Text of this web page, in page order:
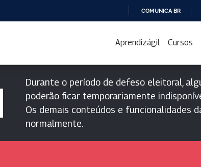
PARA
CONTEÚDO
COMUNICA BR
Aprendizágil Cursos
Durante o período de defeso eleitoral,
poderão ficar temporariamente
Os demais conteúdos e funcionalidades
normalmente.